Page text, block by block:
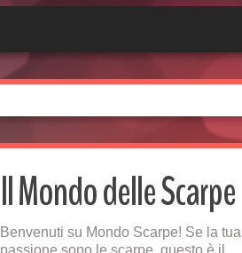
Il Mondo delle Scarpe
Benvenuti su Mondo Scarpe! Se la tua
passione sono le scarpe, questo è il